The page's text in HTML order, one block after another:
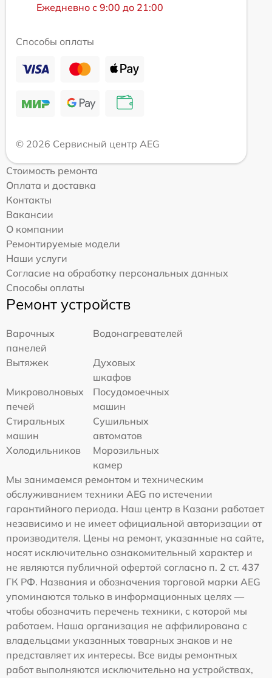
Ежедневно с 9:00 до 21:00
Способы оплаты
© 2026 Сервисный центр AEG
Стоимость ремонта
Оплата и доставка
Контакты
Вакансии
О компании
Ремонтируемые модели
Наши услуги
Согласие на обработку персональных данных
Способы оплаты
Ремонт устройств
Варочных
панелей
Водонагревателей
Вытяжек
Духовых
шкафов
Микроволновых
печей
Посудомоечных
машин
Стиральных
машин
Сушильных
автоматов
Холодильников
Морозильных
камер
Мы занимаемся ремонтом и техническим
обслуживанием техники AEG по истечении
гарантийного периода. Наш центр в Казани работает
независимо и не имеет официальной авторизации от
производителя. Цены на ремонт, указанные на сайте,
носят исключительно ознакомительный характер и
не являются публичной офертой согласно п. 2 ст. 437
ГК РФ. Названия и обозначения торговой марки AEG
упоминаются только в информационных целях —
чтобы обозначить перечень техники, с которой мы
работаем. Наша организация не аффилирована с
владельцами указанных товарных знаков и не
представляет их интересы. Все виды ремонтных
работ выполняются исключительно на устройствах,